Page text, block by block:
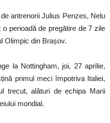
antrenorii Julius Penzes, Nelu
perioadă de pregătire de 7 zile
Olimpic din Brașov.
la Nottingham, joi, 27 aprilie,
primul meci împotriva Italiei,
trecut, alături de echipa Marii
mondial.